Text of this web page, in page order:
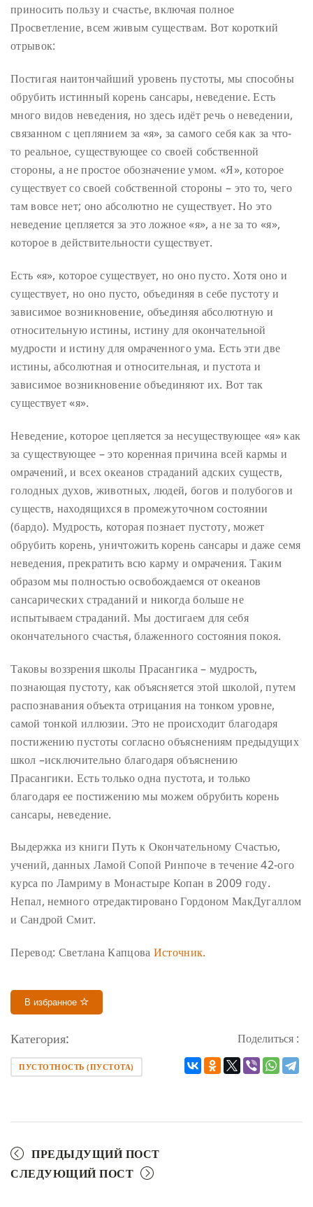
приносить пользу и счастье, включая полное
Просветление, всем живым существам. Вот короткий
отрывок:
Постигая наитончайший уровень пустоты, мы способны
обрубить истинный корень сансары, неведение. Есть
много видов неведения, но здесь идёт речь о неведении,
связанном с цеплянием за «я», за самого себя как за что-
то реальное, существующее со своей собственной
стороны, а не простое обозначение умом. «Я», которое
существует со своей собственной стороны – это то, чего
там вовсе нет; оно абсолютно не существует. Но это
неведение цепляется за это ложное «я», а не за то «я»,
которое в действительности существует.
Есть «я», которое существует, но оно пусто. Хотя оно и
существует, но оно пусто, объединяя в себе пустоту и
зависимое возникновение, объединяя абсолютную и
относительную истины, истину для окончательной
мудрости и истину для омраченного ума. Есть эти две
истины, абсолютная и относительная, и пустота и
зависимое возникновение объединяют их. Вот так
существует «я».
Неведение, которое цепляется за несуществующее «я» как
за существующее – это коренная причина всей кармы и
омрачений, и всех океанов страданий адских существ,
голодных духов, животных, людей, богов и полубогов и
существ, находящихся в промежуточном состоянии
(бардо). Мудрость, которая познает пустоту, может
обрубить корень, уничтожить корень сансары и даже семя
неведения, прекратить всю карму и омрачения. Таким
образом мы полностью освобождаемся от океанов
сансарических страданий и никогда больше не
испытываем страданий. Мы достигаем для себя
окончательного счастья, блаженного состояния покоя.
Таковы воззрения школы Прасангика – мудрость,
познающая пустоту, как объясняется этой школой, путем
распознавания объекта отрицания на тонком уровне,
самой тонкой иллюзии. Это не происходит благодаря
постижению пустоты согласно объяснениям предыдущих
школ –исключительно благодаря объяснению
Прасангики. Есть только одна пустота, и только
благодаря ее постижению мы можем обрубить корень
сансары, неведение.
Выдержка из книги Путь к Окончательному Счастью,
учений, данных Ламой Сопой Ринпоче в течение 42-ого
курса по Ламриму в Монастыре Копан в 2009 году.
Непал, немного отредактировано Гордоном МакДугаллом
и Сандрой Смит.
Перевод: Светлана Капцова Источник.
В избранное
Категория:
ПУСТОТНОСТЬ (ПУСТОТА)
Поделиться :
ПРЕДЫДУЩИЙ ПОСТ
СЛЕДУЮЩИЙ ПОСТ